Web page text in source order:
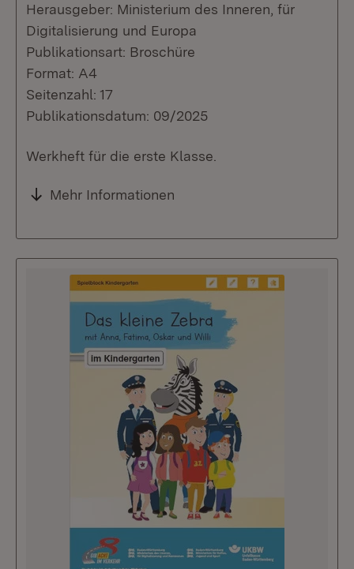
Herausgeber: Ministerium des Inneren, für
Digitalisierung und Europa
Publikationsart: Broschüre
Format: A4
Seitenzahl: 17
Publikationsdatum: 09/2025
Werkheft für die erste Klasse.
Mehr Informationen